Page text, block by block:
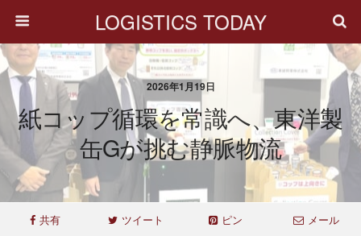
LOGISTICS TODAY
2026年1月19日
紙コップ循環を常識へ、東洋製
缶Gが挑む静脈物流
共有 ツイート ピン メール